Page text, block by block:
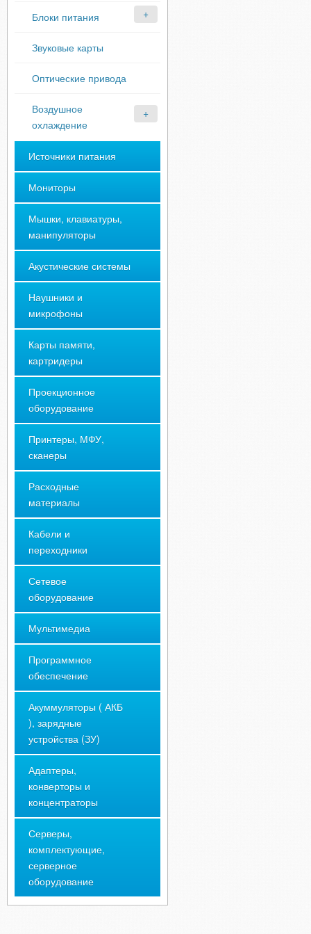
Блоки питания
Звуковые карты
Оптические привода
Воздушное
охлаждение
Источники питания
Мониторы
Мышки, клавиатуры,
манипуляторы
Акустические системы
Наушники и
микрофоны
Карты памяти,
картридеры
Проекционное
оборудование
Принтеры, МФУ,
сканеры
Расходные
материалы
Кабели и
переходники
Сетевое
оборудование
Мультимедиа
Программное
обеспечение
Акуммуляторы ( АКБ
), зарядные
устройства (ЗУ)
Адаптеры,
конверторы и
концентраторы
Серверы,
комплектующие,
серверное
оборудование